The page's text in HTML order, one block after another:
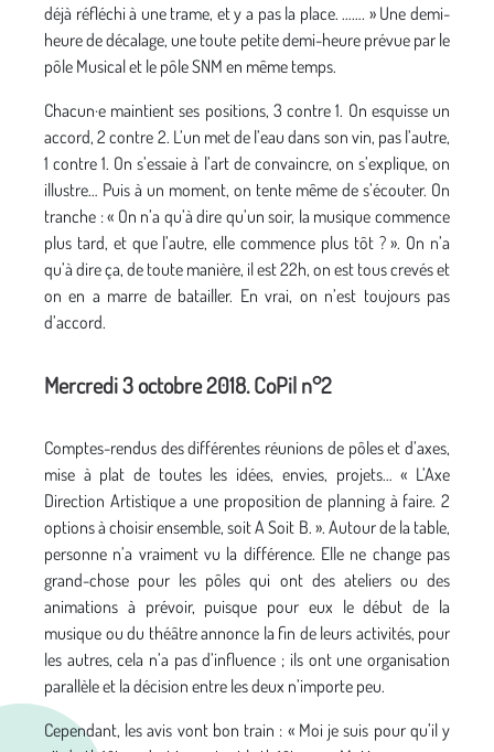
déjà réfléchi à une trame, et y a pas la place. ……. » Une demi-
heure de décalage, une toute petite demi-heure prévue par le
pôle Musical et le pôle SNM en même temps.
Chacun·e maintient ses positions, 3 contre 1. On esquisse un
accord, 2 contre 2. L’un met de l’eau dans son vin, pas l’autre,
1 contre 1. On s’essaie à l’art de convaincre, on s’explique, on
illustre… Puis à un moment, on tente même de s’écouter. On
tranche : « On n’a qu’à dire qu’un soir, la musique commence
plus tard, et que l’autre, elle commence plus tôt ? ». On n’a
qu’à dire ça, de toute manière, il est 22h, on est tous crevés et
on en a marre de batailler. En vrai, on n’est toujours pas
d’accord.
Mercredi 3 octobre 2018. CoPil n°2
Comptes-rendus des différentes réunions de pôles et d’axes,
mise à plat de toutes les idées, envies, projets… « L’Axe
Direction Artistique a une proposition de planning à faire. 2
options à choisir ensemble, soit A Soit B. ». Autour de la table,
personne n’a vraiment vu la différence. Elle ne change pas
grand-chose pour les pôles qui ont des ateliers ou des
animations à prévoir, puisque pour eux le début de la
musique ou du théâtre annonce la fin de leurs activités, pour
les autres, cela n’a pas d’influence ; ils ont une organisation
parallèle et la décision entre les deux n’importe peu.
Cependant, les avis vont bon train : « Moi je suis pour qu’il y